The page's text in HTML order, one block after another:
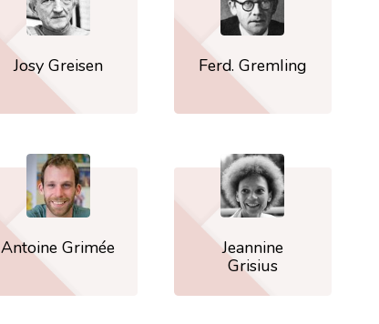
Josy Greisen Ferd. Gremling
Antoine Grimée
Jeannine
Grisius